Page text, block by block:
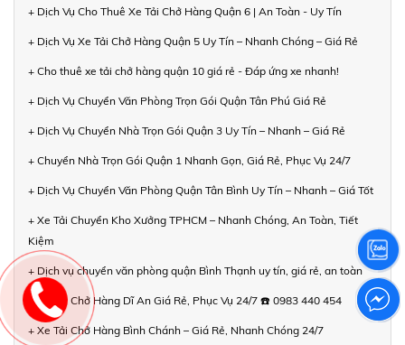
+ Dịch Vụ Cho Thuê Xe Tải Chở Hàng Quận 6 | An Toàn - Uy Tín
+ Dịch Vụ Xe Tải Chở Hàng Quận 5 Uy Tín – Nhanh Chóng – Giá Rẻ
+ Cho thuê xe tải chở hàng quận 10 giá rẻ - Đáp ứng xe nhanh!
+ Dịch Vụ Chuyển Văn Phòng Trọn Gói Quận Tân Phú Giá Rẻ
+ Dịch Vụ Chuyển Nhà Trọn Gói Quận 3 Uy Tín – Nhanh – Giá Rẻ
+ Chuyển Nhà Trọn Gói Quận 1 Nhanh Gọn, Giá Rẻ, Phục Vụ 24/7
+ Dịch Vụ Chuyển Văn Phòng Quận Tân Bình Uy Tín – Nhanh – Giá Tốt
+ Xe Tải Chuyển Kho Xưởng TPHCM – Nhanh Chóng, An Toàn, Tiết
Kiệm
+ Dịch vụ chuyển văn phòng quận Bình Thạnh uy tín, giá rẻ, an toàn
+ Xe Tải Chở Hàng Dĩ An Giá Rẻ, Phục Vụ 24/7 ☎️ 0983 440 454
+ Xe Tải Chở Hàng Bình Chánh – Giá Rẻ, Nhanh Chóng 24/7